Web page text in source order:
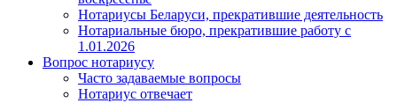
Нотариусы Беларуси, прекратившие деятельность
Нотариальные бюро, прекратившие работу с
1.01.2026
Вопрос нотариусу
Часто задаваемые вопросы
Нотариус отвечает